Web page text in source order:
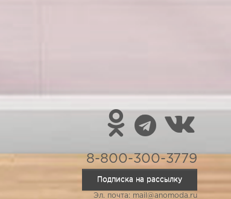
8-800-300-3779
Подписка на рассылку
Эл. почта: mail@anomoda.ru